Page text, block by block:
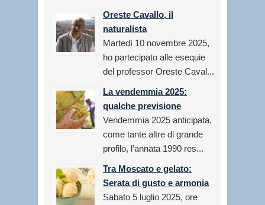
Oreste Cavallo, il
naturalista
Martedì 10 novembre 2025,
ho partecipato alle esequie
del professor Oreste Caval...
La vendemmia 2025:
qualche previsione
Vendemmia 2025 anticipata,
come tante altre di grande
profilo, l’annata 1990 res...
Tra Moscato e gelato:
Serata di gusto e armonia
Sabato 5 luglio 2025, ore